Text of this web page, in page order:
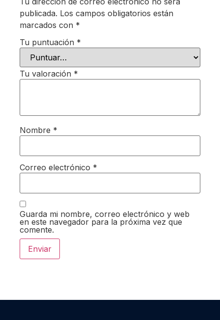
publicada. Los campos obligatorios están
marcados con *
Tu puntuación *
Tu valoración *
Nombre *
Correo electrónico *
Guarda mi nombre, correo electrónico y web
en este navegador para la próxima vez que
comente.